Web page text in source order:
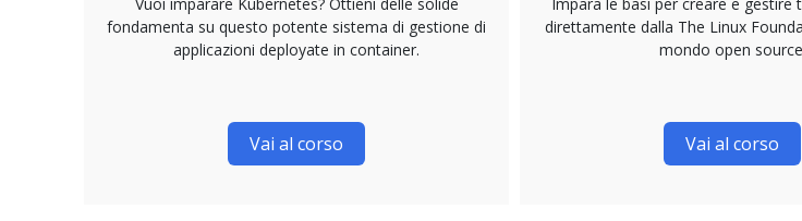
fondamenta su questo potente sistema di gestione di
applicazioni deployate in container.
Vai al corso
direttamente dalla The Linux
mondo open
Vai al corso